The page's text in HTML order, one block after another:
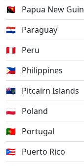
🇵🇬
Papua New
🇵🇾 Paraguay
🇵🇪 Peru
🇵🇭 Philippines
🇵🇳 Pitcairn Islands
🇵🇱 Poland
🇵🇹 Portugal
🇵🇷 Puerto Rico